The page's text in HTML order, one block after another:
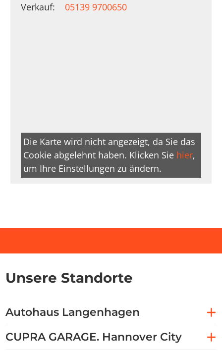
Verkauf:
05139 9700650
Die Karte wird nicht angezeigt, da Sie das
Cookie abgelehnt haben. Klicken Sie hier,
um Ihre Einstellungen zu ändern.
Unsere Standorte
Autohaus Langenhagen
CUPRA GARAGE. Hannover City